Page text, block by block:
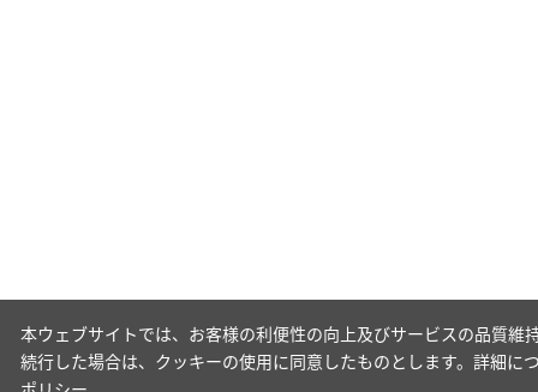
本ウェブサイトでは、お客様の利便性の向上及びサービスの品質
続行した場合は、クッキーの使用に同意したものとします。詳細